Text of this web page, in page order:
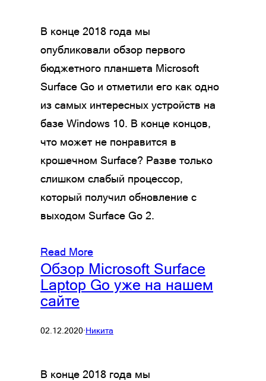
В конце 2018 года мы
опубликовали обзор первого
бюджетного планшета Microsoft
Surface Go и отметили его как одно
из самых интересных устройств на
базе Windows 10. В конце концов,
что может не понравится в
крошечном Surface? Разве только
слишком слабый процессор,
который получил обновление с
выходом Surface Go 2.
Read More
Обзор Microsoft Surface
Laptop Go уже на нашем
сайте
02.12.2020·Никита
В конце 2018 года мы